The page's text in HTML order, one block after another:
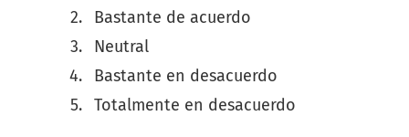
Bastante de acuerdo
Neutral
Bastante en desacuerdo
Totalmente en desacuerdo